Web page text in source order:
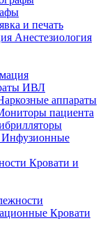
и печать
Анестезиология
ИВЛ
аппараты
пациента
Инфузионные
Кровати и
Кровати